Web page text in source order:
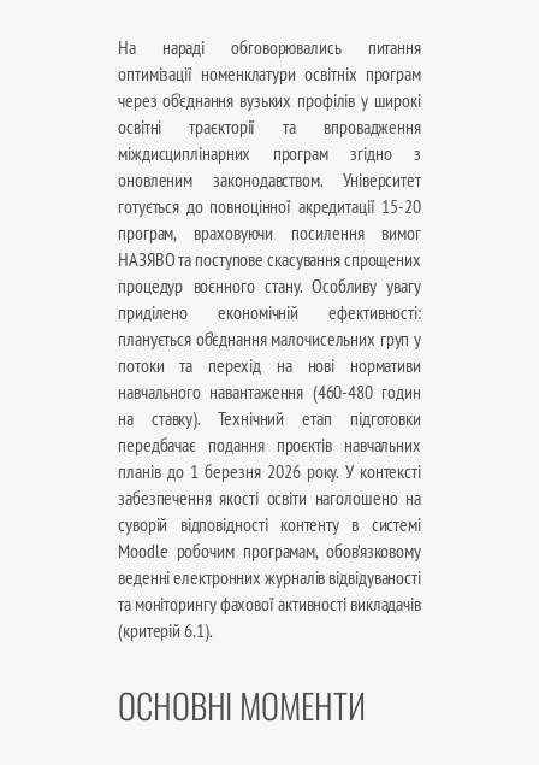
На нараді обговорювались питання
оптимізації номенклатури освітніх програм
через об’єднання вузьких профілів у широкі
освітні траєкторії та впровадження
міждисциплінарних програм згідно з
оновленим законодавством. Університет
готується до повноцінної акредитації 15-20
програм, враховуючи посилення вимог
НАЗЯВО та поступове скасування спрощених
процедур воєнного стану. Особливу увагу
приділено економічній ефективності:
планується об’єднання малочисельних груп у
потоки та перехід на нові нормативи
навчального навантаження (460-480 годин
на ставку). Технічний етап підготовки
передбачає подання проєктів навчальних
планів до 1 березня 2026 року. У контексті
забезпечення якості освіти наголошено на
суворій відповідності контенту в системі
Moodle робочим програмам, обов’язковому
веденні електронних журналів відвідуваності
та моніторингу фахової активності викладачів
(критерій 6.1).
ОСНОВНІ МОМЕНТИ